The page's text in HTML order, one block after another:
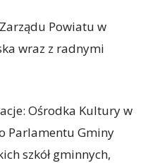
Powiatu w
wraz z radnymi
Ośrodka Kultury w
Parlamentu Gminy
szkół gminnych,